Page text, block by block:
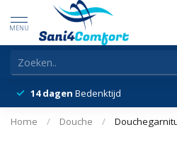
MENU
14 dagen Bedenktijd
Home / Douche /